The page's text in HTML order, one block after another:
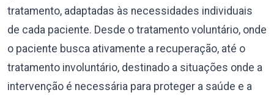
tratamento, adaptadas às necessidades individuais
de cada paciente. Desde o tratamento voluntário, onde
o paciente busca ativamente a recuperação, até o
tratamento involuntário, destinado a situações onde a
intervenção é necessária para proteger a saúde e a